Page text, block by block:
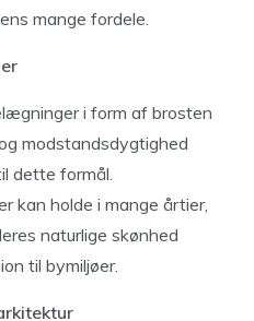
mange fordele.
i form af brosten
modstandsdygtighed
dette formål.
kan holde i mange årtier,
naturlige skønhed
til bymiljøer.